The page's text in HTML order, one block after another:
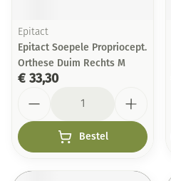
Epitact
Epitact Soepele Propriocept.
Orthese Duim Rechts M
€ 33,30
Bestel